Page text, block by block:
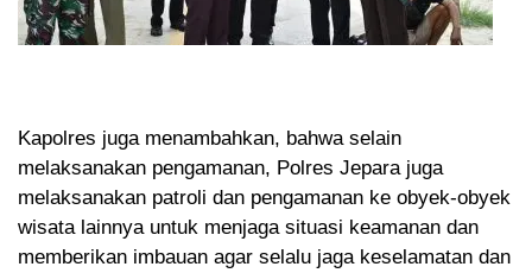
Kapolres juga menambahkan, bahwa selain
melaksanakan pengamanan, Polres Jepara juga
melaksanakan patroli dan pengamanan ke obyek-obyek
wisata lainnya untuk menjaga situasi keamanan dan
memberikan imbauan agar selalu jaga keselamatan dan